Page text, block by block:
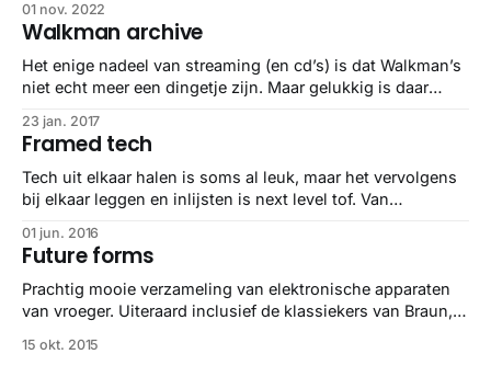
01 nov. 2022
Walkman archive
Het enige nadeel van streaming (en cd’s) is dat Walkman’s
niet echt meer een dingetje zijn. Maar gelukkig is daar
extra aandacht voor Aiwa.
23 jan. 2017
Framed tech
Tech uit elkaar halen is soms al leuk, maar het vervolgens
bij elkaar leggen en inlijsten is next level tof. Van
01 jun. 2016
Future forms
Prachtig mooie verzameling van elektronische apparaten
van vroeger. Uiteraard inclusief de klassiekers van Braun,
mee. Wie kent de Philips Rainbow 550 niet? Of de
15 okt. 2015